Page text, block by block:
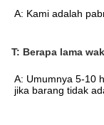
A: Kami adalah
T: Berapa lama
A: Umumnya 5-10
jika barang tidak